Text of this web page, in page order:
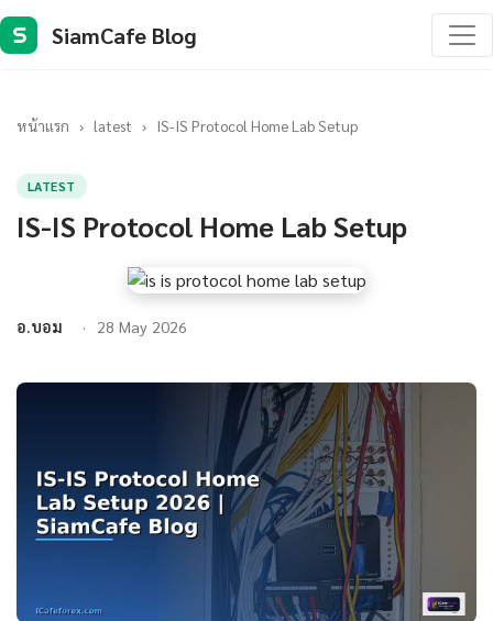
S SiamCafe Blog
หน้าแรก › latest › IS-IS Protocol Home Lab Setup
LATEST
IS-IS Protocol Home Lab Setup
อ.บอม 28 May 2026